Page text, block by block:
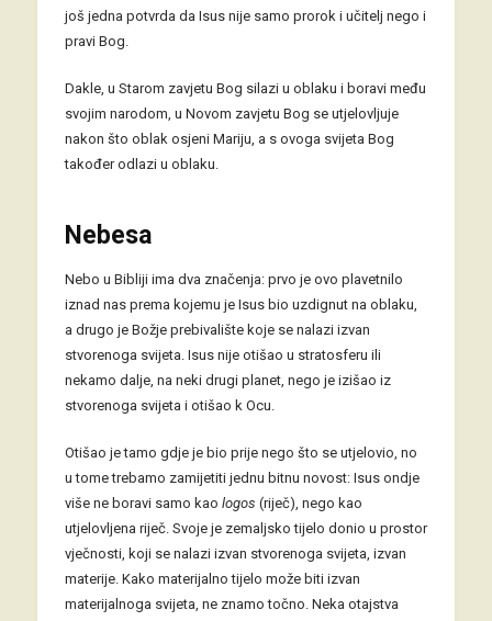
još jedna potvrda da Isus nije samo prorok i učitelj nego i
pravi Bog.
Dakle, u Starom zavjetu Bog silazi u oblaku i boravi među
svojim narodom, u Novom zavjetu Bog se utjelovljuje
nakon što oblak osjeni Mariju, a s ovoga svijeta Bog
također odlazi u oblaku.
Nebesa
Nebo u Bibliji ima dva značenja: prvo je ovo plavetnilo
iznad nas prema kojemu je Isus bio uzdignut na oblaku,
a drugo je Božje prebivalište koje se nalazi izvan
stvorenoga svijeta. Isus nije otišao u stratosferu ili
nekamo dalje, na neki drugi planet, nego je izišao iz
stvorenoga svijeta i otišao k Ocu.
Otišao je tamo gdje je bio prije nego što se utjelovio, no
u tome trebamo zamijetiti jednu bitnu novost: Isus ondje
više ne boravi samo kao logos (riječ), nego kao
utjelovljena riječ. Svoje je zemaljsko tijelo donio u prostor
vječnosti, koji se nalazi izvan stvorenoga svijeta, izvan
materije. Kako materijalno tijelo može biti izvan
materijalnoga svijeta, ne znamo točno. Neka otajstva